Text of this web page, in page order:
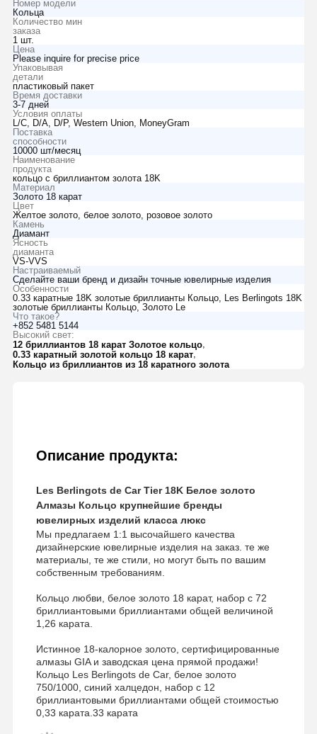
Номер модели
Кольца
Количество мин
заказа
1 шт.
Цена
Please inquire for precise price
Упаковывая
детали
пластиковый пакет
Время доставки
3-7 дней
Условия оплаты
L/C, D/A, D/P, Western Union, MoneyGram
Поставка
способности
10000 шт/месяц
Наименование
продукта
кольцо с бриллиантом золота 18K
Материал
Золото 18 карат
Цвет
Желтое золото, белое золото, розовое золото
Камень
Диамант
Ясность
диаманта
VS-VVS
Настраиваемый
Сделайте ваши бренд и дизайн точные ювелирные изделия
Особенности
0.33 каратные 18K золотые бриллианты Кольцо, Les Berlingots 18K
золотые бриллианты Кольцо, Золото Le
Что такое?
+852 5481 5144
Высокий свет:
12 бриллиантов 18 карат Золотое кольцо,
0.33 каратный золотой кольцо 18 карат,
Кольцо из бриллиантов из 18 каратного золота
Описание продукта:
Les Berlingots de Car Tier 18K Белое золото
Алмазы Кольцо крупнейшие бренды
ювелирных изделий класса люкс
Мы предлагаем 1:1 высочайшего качества
дизайнерские ювелирные изделия на заказ. те же
материалы, те же стили, но могут быть по вашим
собственным требованиям.
Кольцо любви, белое золото 18 карат, набор с 72
бриллиантовыми бриллиантами общей величиной
1,26 карата.
Истинное 18-калорное золото, сертифицированные
алмазы GIA и заводская цена прямой продажи!
Кольцо Les Berlingots de Car, белое золото
750/1000, синий халцедон, набор с 12
бриллиантовыми бриллиантами общей стоимостью
0,33 карата.33 карата